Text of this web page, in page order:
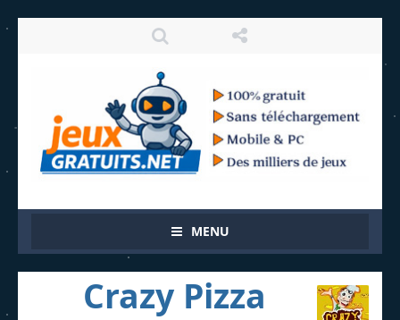
MENU
Crazy Pizza